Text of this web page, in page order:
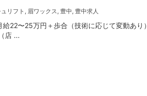
リフト , 眉ワックス, 豊中, 豊中求人
〜25万円＋歩合（技術に応じて変動あり）
店 ...